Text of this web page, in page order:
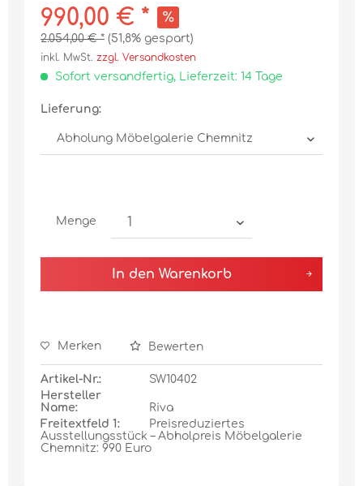
990,00 € *
2.054,00 € * (51,8% gespart)
inkl. MwSt. zzgl. Versandkosten
Sofort versandfertig, Lieferzeit: 14 Tage
Lieferung:
Menge
In den Warenkorb
Merken Bewerten
Artikel-Nr.:
SW10402
Hersteller
Name:
Riva
Freitextfeld 1:
Preisreduziertes
Ausstellungsstück – Abholpreis Möbelgalerie
Chemnitz: 990 Euro